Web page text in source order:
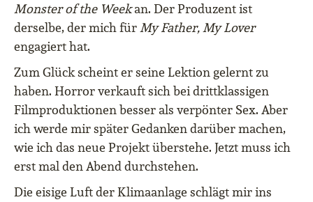
Monster of the Weekan. Der Produzent ist
derselbe, der mich fürMy Father, My Lover
engagiert hat.
Zum Glück scheint er seine Lektion gelernt zu
haben. Horror verkauft sich bei drittklassigen
Filmproduktionen besser als verpönter Sex. Aber
ich werde mir später Gedanken darüber machen,
wie ich das neue Projekt überstehe. Jetzt muss ich
erst mal den Abend durchstehen.
Die eisige Luft der Klimaanlage schlägt mir ins